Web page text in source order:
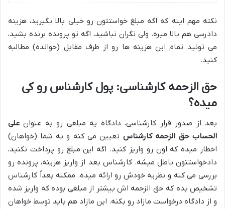
نکته مهم اینه که اگه مبلغ خواستتون رو خیلی بالا بگیرید، هزینه
دادرسی هم بالا میره. ولی نگران نباشید، اگه تو پرونده برنده بشید،
می تونید تمام این هزینه ها رو از طرف مقابل (خوانده) مطالبه
کنید.
حق الزحمه کارشناسی: پول کارشناس رو کی
میده؟
بعد از صدور قرار کارشناسی، دادگاه یه مبلغی رو به عنوان علی
الحساب حق الزحمه کارشناس تعیین می کنه و به شما (خواهان)
اخطار میده که اون رو واریز کنید. اگه این مبلغ رو پرداخت نکنید،
دادخواستتون باطل میشه. کارشناس بعد از واریز هزینه، پرونده رو
بررسی می کنه و نظریه خودش رو ارائه میده. ممکنه بعداً کارشناس
تشخیص بده که حق الزحمه اش بیشتر از مبلغی بوده که واریز شده
و از دادگاه درخواست مازاد رو بکنه. این مازاد هم باید توسط خواهان